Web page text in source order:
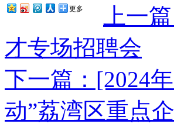
更多
上一
才专场招聘会
下一篇：[2024
动”荔湾区重点